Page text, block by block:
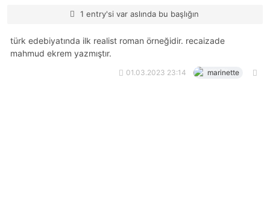
1 entry'si var aslında bu başlığın
türk edebiyatında ilk realist roman örneğidir. recaizade
mahmud ekrem yazmıştır.
01.03.2023 23:14 marinette